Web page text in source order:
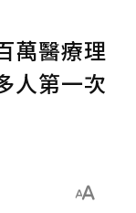
萬醫療理
人第一次